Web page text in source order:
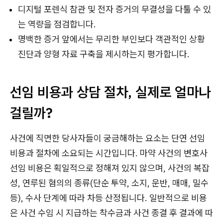
디지털 포렌식 참관 및 전자 증거의 무결성을 다툴 수 있
는 역량을 점검합니다.
명백한 증거 앞에서는 무리한 부인보다 객관적인 상황
진단과 양형 자료 구축을 제시하는지 평가합니다.
선임 비용과 상담 절차, 실제로 얼마나
걸릴까?
사건에 직면한 당사자들이 궁금해하는 요소는 단연 선임
비용과 절차에 소요되는 시간입니다. 마약 사건의 변호사
선임 비용은 획일적으로 정해져 있지 않으며, 사건의 복잡
성, 연루된 혐의의 종류(단순 투약, 소지, 운반, 매매, 밀수
등), 수사 단계에 따라 차등 산정됩니다. 일반적으로 비용
은 사건 수임 시 지급하는 착수금과 사건 종결 후 결과에 따